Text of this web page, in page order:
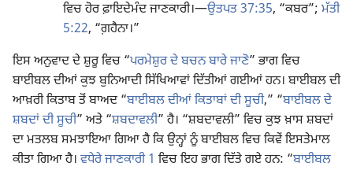
ਵਿਚ ਹੋਰ ਫ਼ਾਇਦੇਮੰਦ ਜਾਣਕਾਰੀ।​—ਉਤਪਤ 37:​35, “ਕਬਰ”; ਮੱਤੀ
5:​22, “ਗ਼ਹੈਨਾ।”
ਇਸ ਅਨੁਵਾਦ ਦੇ ਸ਼ੁਰੂ ਵਿਚ “ਪਰਮੇਸ਼ੁਰ ਦੇ ਬਚਨ ਬਾਰੇ ਜਾਣੋ” ਭਾਗ ਵਿਚ
ਬਾਈਬਲ ਦੀਆਂ ਕੁਝ ਬੁਨਿਆਦੀ ਸਿੱਖਿਆਵਾਂ ਦਿੱਤੀਆਂ ਗਈਆਂ ਹਨ। ਬਾਈਬਲ ਦੀ
ਆਖ਼ਰੀ ਕਿਤਾਬ ਤੋਂ ਬਾਅਦ “ਬਾਈਬਲ ਦੀਆਂ ਕਿਤਾਬਾਂ ਦੀ ਸੂਚੀ,” “ਬਾਈਬਲ ਦੇ
ਸ਼ਬਦਾਂ ਦੀ ਸੂਚੀ” ਅਤੇ “ਸ਼ਬਦਾਵਲੀ” ਹੈ। “ਸ਼ਬਦਾਵਲੀ” ਵਿਚ ਕੁਝ ਖ਼ਾਸ ਸ਼ਬਦਾਂ
ਦਾ ਮਤਲਬ ਸਮਝਾਇਆ ਗਿਆ ਹੈ ਕਿ ਉਨ੍ਹਾਂ ਨੂੰ ਬਾਈਬਲ ਵਿਚ ਕਿਵੇਂ ਇਸਤੇਮਾਲ
ਕੀਤਾ ਗਿਆ ਹੈ। ਵਧੇਰੇ ਜਾਣਕਾਰੀ 1 ਵਿਚ ਇਹ ਭਾਗ ਦਿੱਤੇ ਗਏ ਹਨ: “ਬਾਈਬਲ